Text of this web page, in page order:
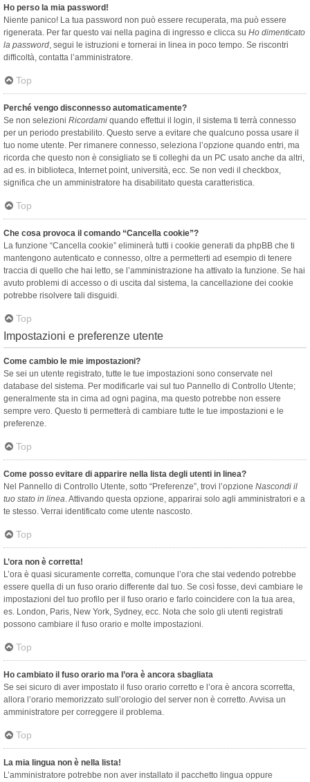
Ho perso la mia password!
Niente panico! La tua password non può essere recuperata, ma può essere
rigenerata. Per far questo vai nella pagina di ingresso e clicca su Ho dimenticato
la password, segui le istruzioni e tornerai in linea in poco tempo. Se riscontri
difficoltà, contatta l’amministratore.
Top
Perché vengo disconnesso automaticamente?
Se non selezioni Ricordami quando effettui il login, il sistema ti terrà connesso
per un periodo prestabilito. Questo serve a evitare che qualcuno possa usare il
tuo nome utente. Per rimanere connesso, seleziona l’opzione quando entri, ma
ricorda che questo non è consigliato se ti colleghi da un PC usato anche da altri,
ad es. in biblioteca, Internet point, università, ecc. Se non vedi il checkbox,
significa che un amministratore ha disabilitato questa caratteristica.
Top
Che cosa provoca il comando “Cancella cookie”?
La funzione “Cancella cookie” eliminerà tutti i cookie generati da phpBB che ti
mantengono autenticato e connesso, oltre a permetterti ad esempio di tenere
traccia di quello che hai letto, se l’amministrazione ha attivato la funzione. Se hai
avuto problemi di accesso o di uscita dal sistema, la cancellazione dei cookie
potrebbe risolvere tali disguidi.
Top
Impostazioni e preferenze utente
Come cambio le mie impostazioni?
Se sei un utente registrato, tutte le tue impostazioni sono conservate nel
database del sistema. Per modificarle vai sul tuo Pannello di Controllo Utente;
generalmente sta in cima ad ogni pagina, ma questo potrebbe non essere
sempre vero. Questo ti permetterà di cambiare tutte le tue impostazioni e le
preferenze.
Top
Come posso evitare di apparire nella lista degli utenti in linea?
Nel Pannello di Controllo Utente, sotto “Preferenze”, trovi l’opzione Nascondi il
tuo stato in linea. Attivando questa opzione, apparirai solo agli amministratori e a
te stesso. Verrai identificato come utente nascosto.
Top
L’ora non è corretta!
L’ora è quasi sicuramente corretta, comunque l’ora che stai vedendo potrebbe
essere quella di un fuso orario differente dal tuo. Se così fosse, devi cambiare le
impostazioni del tuo profilo per il fuso orario e farlo coincidere con la tua area,
es. London, Paris, New York, Sydney, ecc. Nota che solo gli utenti registrati
possono cambiare il fuso orario e molte impostazioni.
Top
Ho cambiato il fuso orario ma l’ora è ancora sbagliata
Se sei sicuro di aver impostato il fuso orario corretto e l’ora è ancora scorretta,
allora l’orario memorizzato sull’orologio del server non è corretto. Avvisa un
amministratore per correggere il problema.
Top
La mia lingua non è nella lista!
L’amministratore potrebbe non aver installato il pacchetto lingua oppure